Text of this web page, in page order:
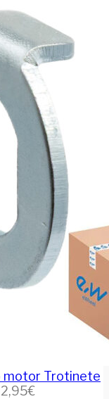
motor Trotinete
€